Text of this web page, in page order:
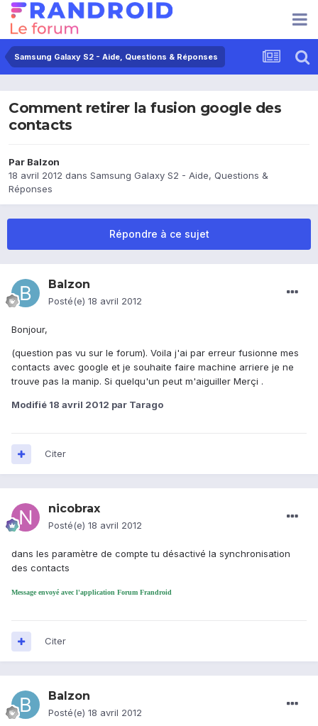
Samsung Galaxy S2 - Aide, Questions & Réponses
Comment retirer la fusion google des
contacts
Par Balzon
18 avril 2012 dans Samsung Galaxy S2 - Aide, Questions &
Réponses
Répondre à ce sujet
Balzon
Posté(e) 18 avril 2012
Bonjour,
(question pas vu sur le forum). Voila j'ai par erreur fusionne mes
contacts avec google et je souhaite faire machine arriere je ne
trouve pas la manip. Si quelqu'un peut m'aiguiller Merçi .
Modifié 18 avril 2012 par Tarago
Citer
nicobrax
Posté(e) 18 avril 2012
dans les paramètre de compte tu désactivé la synchronisation
des contacts
Message envoyé avec l'application Forum Frandroid
Citer
Balzon
Posté(e) 18 avril 2012